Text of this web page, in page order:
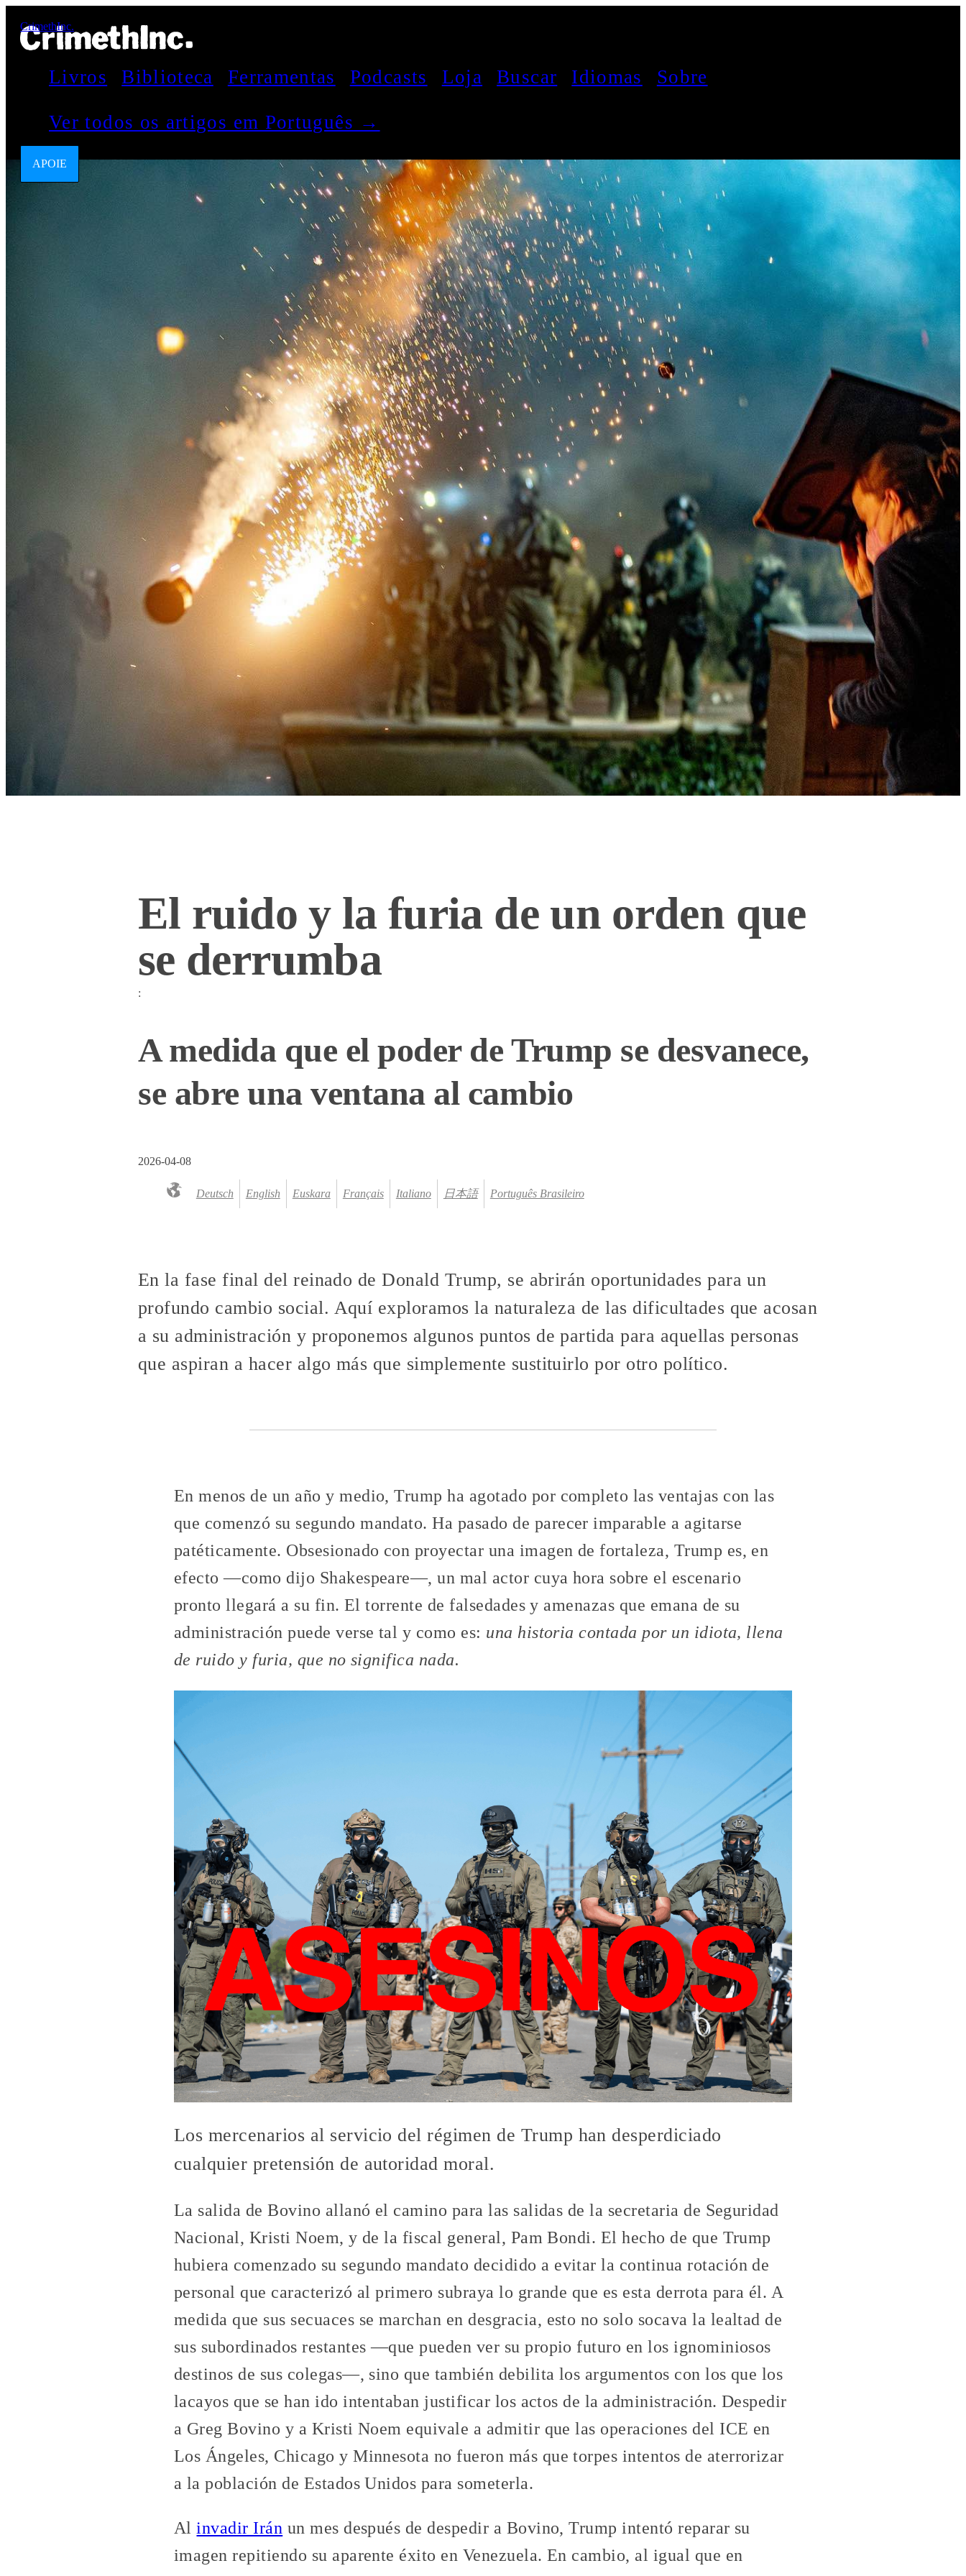
CrimethInc.
Livros Biblioteca Ferramentas Podcasts Loja Buscar Idiomas Sobre
Ver todos os artigos em Português →
APOIE
El ruido y la furia de un orden que
se derrumba
:
A medida que el poder de Trump se desvanece,
se abre una ventana al cambio
2026-04-08
Deutsch English Euskara Français Italiano 日本語 Português Brasileiro
En la fase final del reinado de Donald Trump, se abrirán oportunidades para un
profundo cambio social. Aquí exploramos la naturaleza de las dificultades que acosan
a su administración y proponemos algunos puntos de partida para aquellas personas
que aspiran a hacer algo más que simplemente sustituirlo por otro político.
En menos de un año y medio, Trump ha agotado por completo las ventajas con las
que comenzó su segundo mandato. Ha pasado de parecer imparable a agitarse
patéticamente. Obsesionado con proyectar una imagen de fortaleza, Trump es, en
efecto —como dijo Shakespeare—, un mal actor cuya hora sobre el escenario
pronto llegará a su fin. El torrente de falsedades y amenazas que emana de su
administración puede verse tal y como es: una historia contada por un idiota, llena
de ruido y furia, que no significa nada.
Los mercenarios al servicio del régimen de Trump han desperdiciado
cualquier pretensión de autoridad moral.
La salida de Bovino allanó el camino para las salidas de la secretaria de Seguridad
Nacional, Kristi Noem, y de la fiscal general, Pam Bondi. El hecho de que Trump
hubiera comenzado su segundo mandato decidido a evitar la continua rotación de
personal que caracterizó al primero subraya lo grande que es esta derrota para él. A
medida que sus secuaces se marchan en desgracia, esto no solo socava la lealtad de
sus subordinados restantes —que pueden ver su propio futuro en los ignominiosos
destinos de sus colegas—, sino que también debilita los argumentos con los que los
lacayos que se han ido intentaban justificar los actos de la administración. Despedir
a Greg Bovino y a Kristi Noem equivale a admitir que las operaciones del ICE en
Los Ángeles, Chicago y Minnesota no fueron más que torpes intentos de aterrorizar
a la población de Estados Unidos para someterla.
Alinvadir Irán un mes después de despedir a Bovino, Trump intentó reparar su
imagen repitiendo su aparente éxito en Venezuela. En cambio, al igual que en